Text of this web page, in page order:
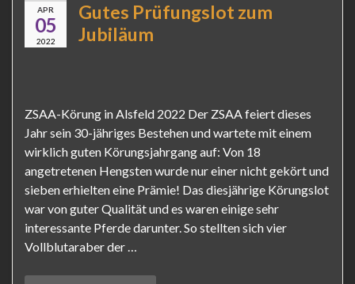
APR
05
2022
Gutes Prüfungslot zum
Jubiläum
ZSAA-Körung in Alsfeld 2022 Der ZSAA feiert dieses
Jahr sein 30-jähriges Bestehen und wartete mit einem
wirklich guten Körungsjahrgang auf: Von 18
angetretenen Hengsten wurde nur einer nicht gekört und
sieben erhielten eine Prämie! Das diesjährige Körungslot
war von guter Qualität und es waren einige sehr
interessante Pferde darunter. So stellten sich vier
Vollblutaraber der …